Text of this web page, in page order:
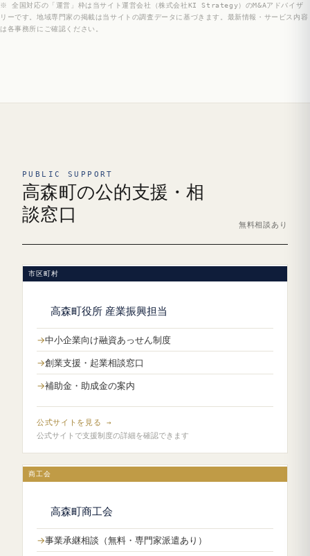
※ 全国対応の「運営」枠は当サイト運営会社（株式会社KI Strategy）のM&Aアドバイザ
リーです。地域専門家の掲載は当サイトの調査データに基づきます。最新情報・サービス内容
は各事務所にご確認ください。
PUBLIC SUPPORT
高森町の公的支援・相
談窓口
無料相談あり
市区町村
高森町役所 産業振興担当
中小企業向け融資あっせん制度
創業支援・起業相談窓口
補助金・助成金の案内
公式サイトを見る →
公式サイトで支援制度の詳細を確認できます
商工会
高森町商工会
事業承継相談（無料・専門家派遣あり）